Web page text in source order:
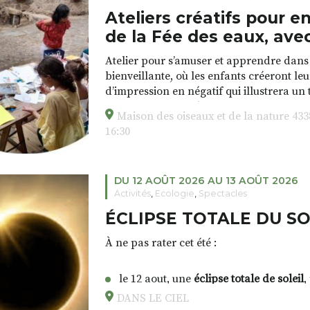
📞 Infos / inscriptions : 06 72 77 38 26
🌐 Plus d’infos :www.aquarelle-
Tout le week-end – du vendredi
Samedi après midi
Concours de pétanque en doublette par
(Complexe du Vourzet)
Samedi soir
Fest’In Lantri vous invite à une soirée
réservation au 06 89 52 84 78 ou
& concert de Garage Band
Dimanche après-midi
Ateliers créatifs pour
de la Fée des eaux,
Atelier pour s’amuser et apprendre
bienveillante, où les enfants créeront
d’impression en négatif qui illustrera
les enfants, inspiré du conte auvergnat
Marie Christine GAY.
Maison des oiseaux et de la nature
16:30
DU 12 AOÛT 2026 AU 13 AOÛT 2026
Activités, Ecologie, Spectacles
ÉCLIPSE TOTALE DU
À ne pas rater cet été :
le 12 aout, une éclipse totale de soleil,
pour bien la voir il faudra être en
DANS LE CIEL